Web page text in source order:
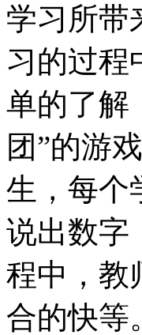
学习所带
习的过程
单的了解
团”的游
生，每个
说出数字
程中，教
合的快等